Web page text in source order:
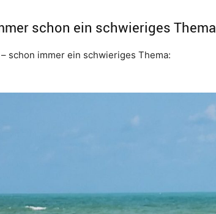
schon ein schwieriges Thema
schon immer ein schwieriges Thema: